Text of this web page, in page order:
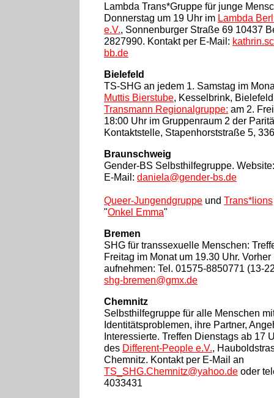
Lambda Trans*Gruppe für junge
Donnerstag um 19 Uhr im Lambda
e.V., Sonnenburger Straße 69 10437
2827990. Kontakt per E-Mail:
bb.de
Bielefeld
TS-SHG an jedem 1. Samstag im
Muttis Bierstube, Kesselbrink,
Transmann Regionalgruppe: am 2.
18:00 Uhr im Gruppenraum 2 der
Kontaktstelle, Stapenhorststraße 5,
Braunschweig
Gender-BS Selbsthilfegruppe.
E-Mail: daniela@gender-bs.de
Queer-Jungendgruppe und Trans*lions
"Onkel Emma"
Bremen
SHG für transsexuelle Menschen:
Freitag im Monat um 19.30 Uhr.
aufnehmen: Tel. 01575-8850771 (13-
shg-bremen@gmx.de
Chemnitz
Selbsthilfegruppe für alle Menschen
Identitätsproblemen, ihre Partner,
Interessierte. Treffen Dienstags ab 17
des Different-People e.V.,
Chemnitz. Kontakt per E-Mail an
TS_SHG.Chemnitz@yahoo.de oder
4033431